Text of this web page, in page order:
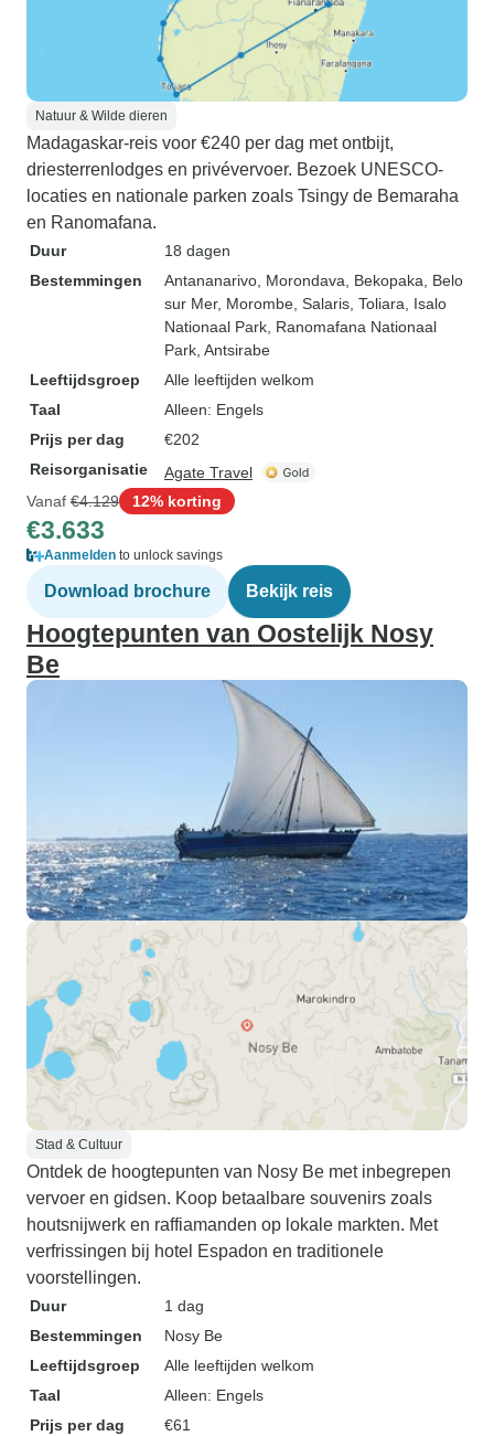
Natuur & Wilde dieren
Madagaskar-reis voor €240 per dag met ontbijt,
driesterrenlodges en privévervoer. Bezoek UNESCO-
locaties en nationale parken zoals Tsingy de Bemaraha
en Ranomafana.
Duur
18 dagen
Bestemmingen
Antananarivo , Morondava , Bekopaka , Belo
sur Mer, Morombe , Salaris , Toliara , Isalo
Nationaal Park , Ranomafana Nationaal
Park , Antsirabe
Leeftijdsgroep
Alle leeftijden welkom
Taal
Alleen: Engels
Prijs per dag
€202
Reisorganisatie
Agate Travel
Vanaf €4.129 12% korting
€3.633
Aanmelden to unlock savings
Download brochure Bekijk reis
Hoogtepunten van Oostelijk Nosy
Be
Stad & Cultuur
Ontdek de hoogtepunten van Nosy Be met inbegrepen
vervoer en gidsen. Koop betaalbare souvenirs zoals
houtsnijwerk en raffiamanden op lokale markten. Met
verfrissingen bij hotel Espadon en traditionele
voorstellingen.
Duur
1 dag
Bestemmingen
Nosy Be
Leeftijdsgroep
Alle leeftijden welkom
Taal
Alleen: Engels
Prijs per dag
€61